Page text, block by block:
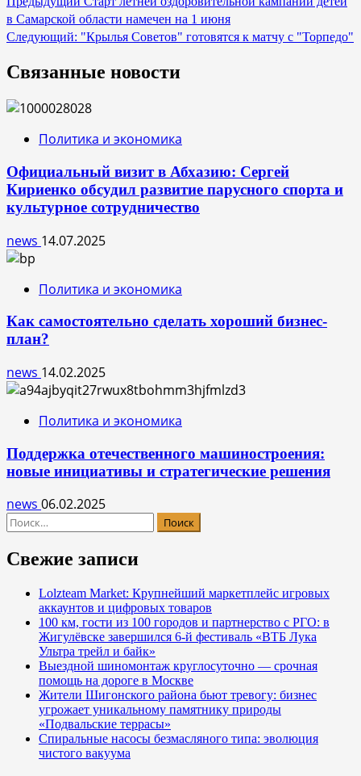
по
записям
в Самарской области намечен на 1 июня
Следующий: "Крылья Советов" готовятся к матчу с "Торпедо"
Связанные новости
Политика и экономика
Официальный визит в Абхазию: Сергей
Кириенко обсудил развитие парусного спорта и
культурное сотрудничество
news 14.07.2025
Политика и экономика
Как самостоятельно сделать хороший бизнес-
план?
news 14.02.2025
Политика и экономика
Поддержка отечественного машиностроения:
новые инициативы и стратегические решения
news 06.02.2025
Найти:
Свежие записи
Lolzteam Market: Крупнейший маркетплейс игровых
аккаунтов и цифровых товаров
100 км, гости из 100 городов и партнерство с РГО: в
Жигулёвске завершился 6-й фестиваль «ВТБ Лука
Ультра трейл и байк»
Выездной шиномонтаж круглосуточно — срочная
помощь на дороге в Москве
Жители Шигонского района бьют тревогу: бизнес
угрожает уникальному памятнику природы
«Подвальские террасы»
Спиральные насосы безмасляного типа: эволюция
чистого вакуума